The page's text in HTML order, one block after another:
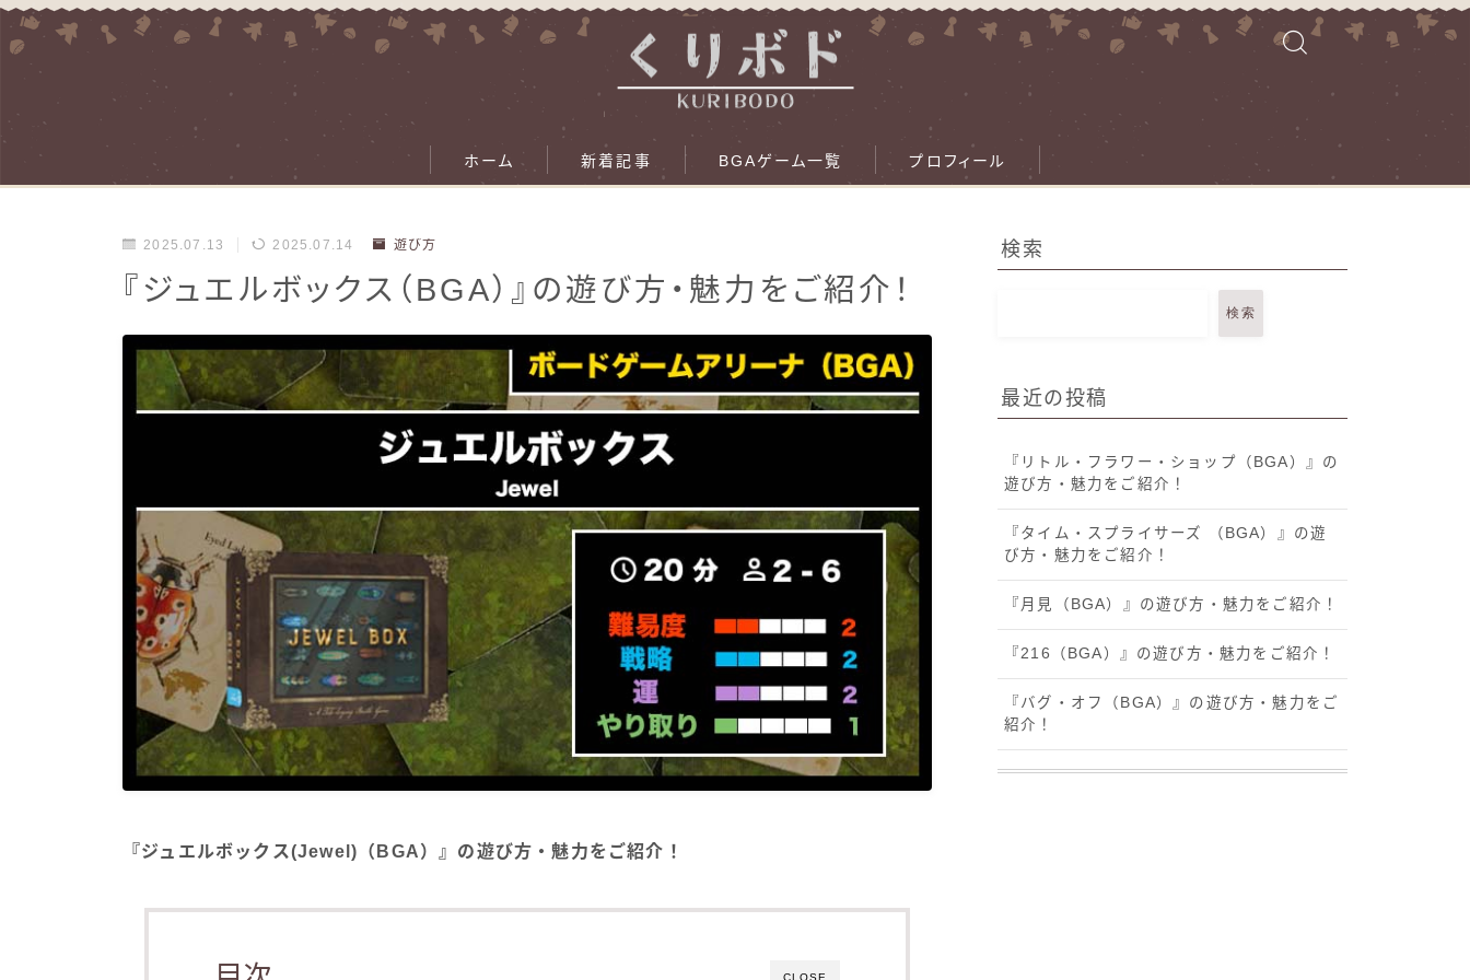
ホーム 新着記事 BGAゲーム一覧 プロフィール
2025.07.13 2025.07.14 遊び方
『ジュエルボックス（BGA）』の遊び方・魅力をご紹介！
『ジュエルボックス(Jewel)（BGA）』の遊び方・魅力をご紹介！
CLOSE
検索
検索
最近の投稿
『リトル・フラワー・ショップ（BGA）』の
遊び方・魅力をご紹介！
『タイム・スプライサーズ （BGA）』の遊
び方・魅力をご紹介！
『月見（BGA）』の遊び方・魅力をご紹介！
『216（BGA）』の遊び方・魅力をご紹介！
『バグ・オフ（BGA）』の遊び方・魅力をご
紹介！